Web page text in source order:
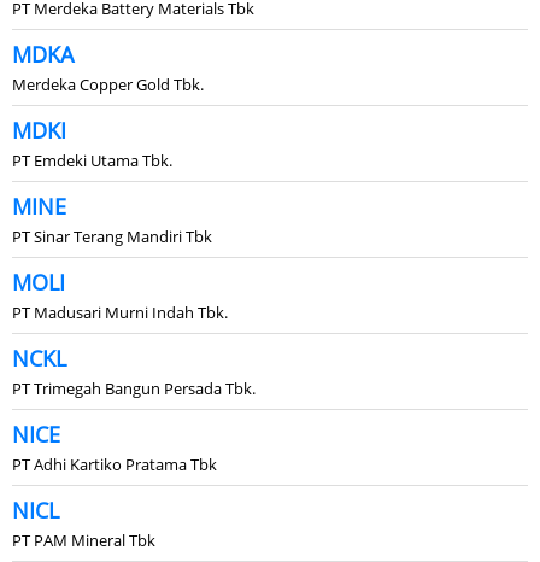
PT Merdeka Battery Materials Tbk
MDKA
Merdeka Copper Gold Tbk.
MDKI
PT Emdeki Utama Tbk.
MINE
PT Sinar Terang Mandiri Tbk
MOLI
PT Madusari Murni Indah Tbk.
NCKL
PT Trimegah Bangun Persada Tbk.
NICE
PT Adhi Kartiko Pratama Tbk
NICL
PT PAM Mineral Tbk